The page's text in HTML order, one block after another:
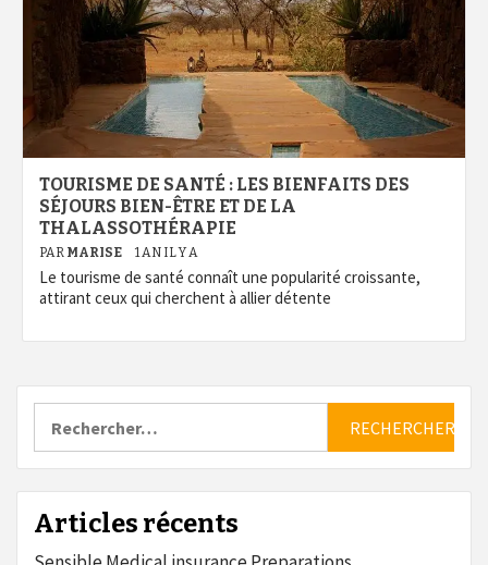
TOURISME DE SANTÉ : LES BIENFAITS DES
SÉJOURS BIEN-ÊTRE ET DE LA
THALASSOTHÉRAPIE
PAR MARISE 1 AN IL Y A
Le tourisme de santé connaît une popularité croissante,
attirant ceux qui cherchent à allier détente
Articles récents